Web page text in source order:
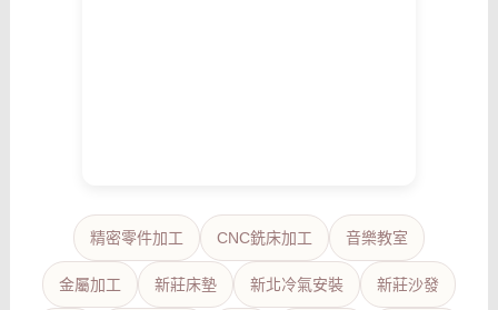
精密零件加工 CNC銑床加工 音樂教室
金屬加工 新莊床墊 新北冷氣安裝 新莊沙發